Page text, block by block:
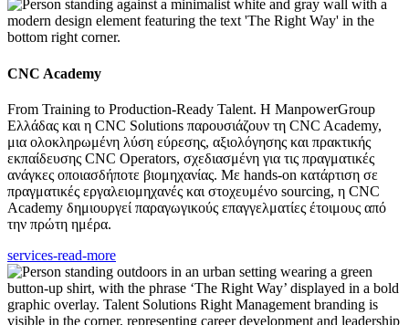
CNC Academy
From Training to Production-Ready Talent. Η ManpowerGroup
Ελλάδας και η CNC Solutions παρουσιάζουν τη CNC Academy,
μια ολοκληρωμένη λύση εύρεσης, αξιολόγησης και πρακτικής
εκπαίδευσης CNC Operators, σχεδιασμένη για τις πραγματικές
ανάγκες οποιασδήποτε βιομηχανίας. Με hands‑on κατάρτιση σε
πραγματικές εργαλειομηχανές και στοχευμένο sourcing, η CNC
Academy δημιουργεί παραγωγικούς επαγγελματίες έτοιμους από
την πρώτη ημέρα.
services-read-more